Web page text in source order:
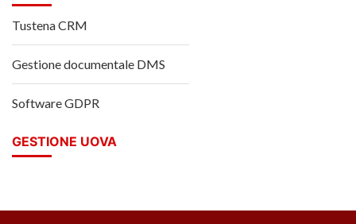
Tustena CRM
Gestione documentale DMS
Software GDPR
GESTIONE UOVA